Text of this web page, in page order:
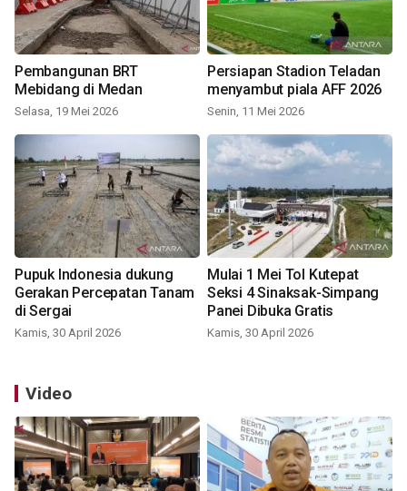
Pembangunan BRT
Mebidang di Medan
Selasa, 19 Mei 2026
Persiapan Stadion Teladan
menyambut piala AFF 2026
Senin, 11 Mei 2026
Pupuk Indonesia dukung
Gerakan Percepatan Tanam
di Sergai
Kamis, 30 April 2026
Mulai 1 Mei Tol Kutepat
Seksi 4 Sinaksak-Simpang
Panei Dibuka Gratis
Kamis, 30 April 2026
Video